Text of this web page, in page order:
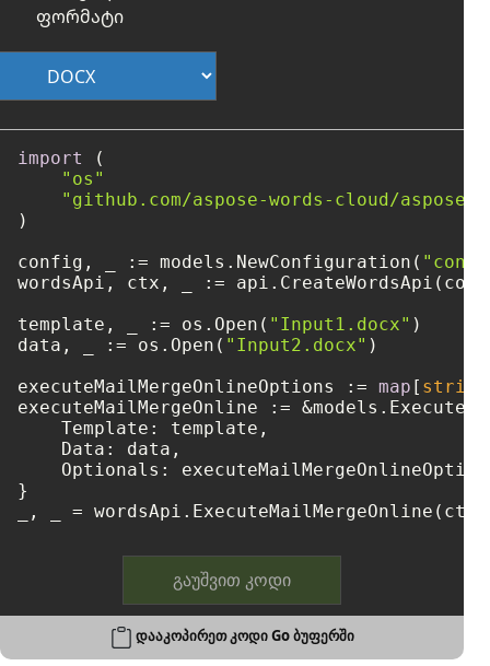
ფორმატი
import
(
"os"
"github.com/aspose-words-cloud/
)
config, _ := models.NewConfiguration(
wordsApi, ctx, _ :=
template, _ := os.Open( "Input1.docx" )
data, _ := os.Open( "Input2.docx" )
executeMailMergeOnlineOptions := map [ string
executeMailMergeOnline :=
    Template: template,
    Data: data,
Optionals:
}
_, _ =
გაუშვით კოდი
დააკოპირეთ კოდი Go ბუფერში